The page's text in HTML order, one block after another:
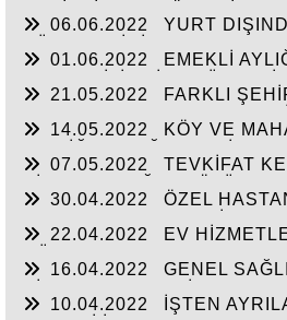
EMEKLİLİK DURUMLARI
06.06.2022
YURT
DURUMU İLE İŞ
İŞÇİLERİN SGK
01.06.2022
EMEKLİ
İŞCİNİN BU SÜRELERİ
DÜŞÜLEBİLİR Mİ?
21.05.2022
FARKLI
TEŞVİKLERDEN
SÜRELİ RAPOR ONAYLARI
14.05.2022
KÖY VE
İLGİLİ BİLGİLER
07.05.2022
TEVKİFAT
30.04.2022
ÖZEL
PAYI-YURTDIŞI
YOKLAMA BELGESİ-
22.04.2022
EV
KAPICILIĞI YAPANLARIN
UYGULAMASI İLE SGK
16.04.2022
GENEL
VEYA DIŞARIDAN
10.04.2022
İŞTEN